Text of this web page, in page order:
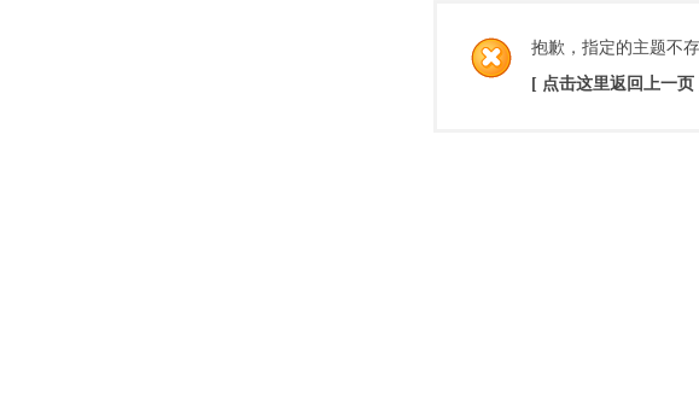
抱歉，指定的主题不
[ 点击这里返回上一页